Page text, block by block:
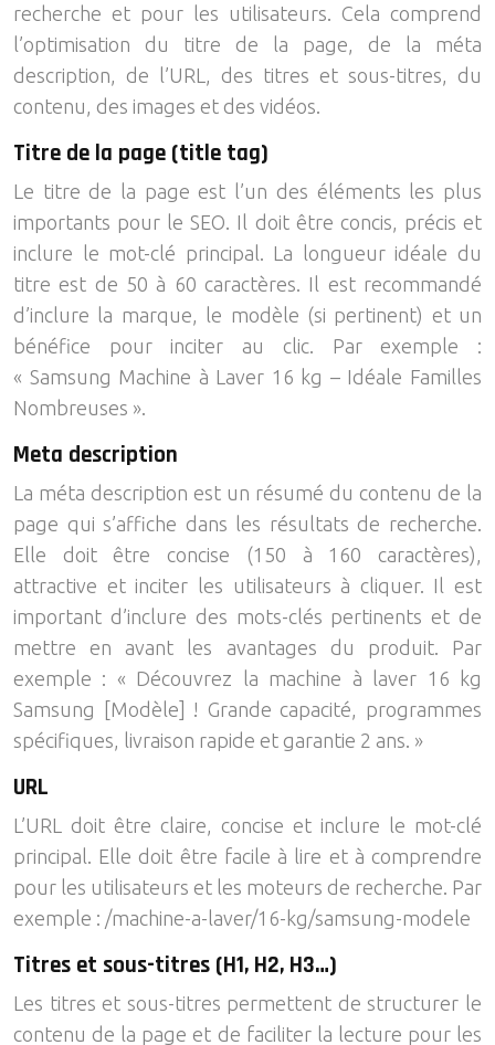
recherche et pour les utilisateurs. Cela comprend
l’optimisation du titre de la page, de la méta
description, de l’URL, des titres et sous-titres, du
contenu, des images et des vidéos.
Titre de la page (title tag)
Le titre de la page est l’un des éléments les plus
importants pour le SEO. Il doit être concis, précis et
inclure le mot-clé principal. La longueur idéale du
titre est de 50 à 60 caractères. Il est recommandé
d’inclure la marque, le modèle (si pertinent) et un
bénéfice pour inciter au clic. Par exemple :
« Samsung Machine à Laver 16 kg – Idéale Familles
Nombreuses ».
Meta description
La méta description est un résumé du contenu de la
page qui s’affiche dans les résultats de recherche.
Elle doit être concise (150 à 160 caractères),
attractive et inciter les utilisateurs à cliquer. Il est
important d’inclure des mots-clés pertinents et de
mettre en avant les avantages du produit. Par
exemple : « Découvrez la machine à laver 16 kg
Samsung [Modèle] ! Grande capacité, programmes
spécifiques, livraison rapide et garantie 2 ans. »
URL
L’URL doit être claire, concise et inclure le mot-clé
principal. Elle doit être facile à lire et à comprendre
pour les utilisateurs et les moteurs de recherche. Par
exemple : /machine-a-laver/16-kg/samsung-modele
Titres et sous-titres (H1, H2, H3…)
Les titres et sous-titres permettent de structurer le
contenu de la page et de faciliter la lecture pour les